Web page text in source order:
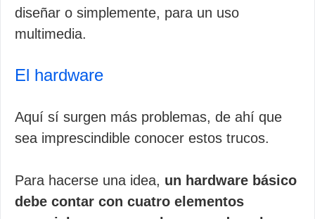
diseñar o simplemente, para un uso
multimedia.
El hardware
Aquí sí surgen más problemas, de ahí que
sea imprescindible conocer estos trucos.
Para hacerse una idea, un hardware básico
debe contar con cuatro elementos